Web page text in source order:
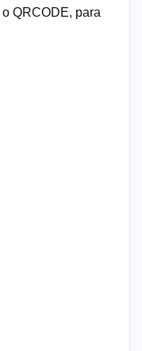
QRCODE, para